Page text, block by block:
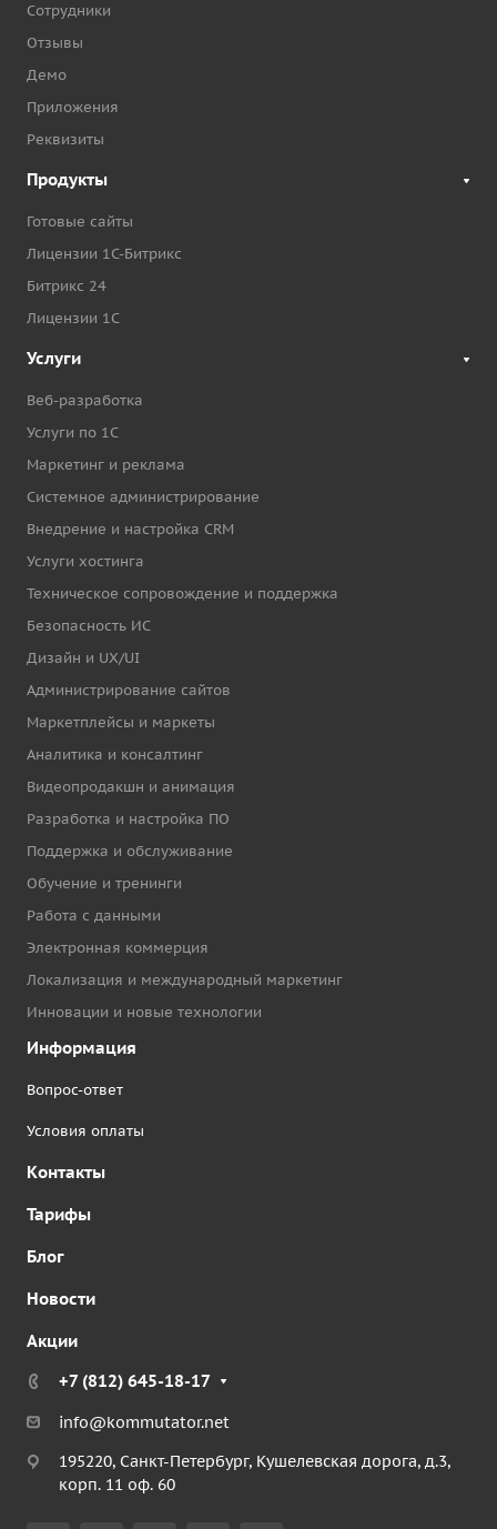
Сотрудники
Отзывы
Демо
Приложения
Реквизиты
Продукты
Готовые сайты
Лицензии 1С-Битрикс
Битрикс 24
Лицензии 1С
Услуги
Веб-разработка
Услуги по 1С
Маркетинг и реклама
Системное администрирование
Внедрение и настройка CRM
Услуги хостинга
Техническое сопровождение и поддержка
Безопасность ИС
Дизайн и UX/UI
Администрирование сайтов
Маркетплейсы и маркеты
Аналитика и консалтинг
Видеопродакшн и анимация
Разработка и настройка ПО
Поддержка и обслуживание
Обучение и тренинги
Работа с данными
Электронная коммерция
Локализация и международный маркетинг
Инновации и новые технологии
Информация
Вопрос-ответ
Условия оплаты
Контакты
Тарифы
Блог
Новости
Акции
+7 (812) 645-18-17
info@kommutator.net
195220, Санкт-Петербург, Кушелевская дорога, д.3,
корп. 11 оф. 60